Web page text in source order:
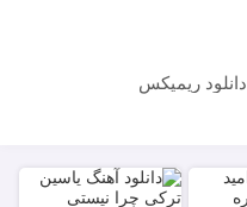
دانلود ریمیکس